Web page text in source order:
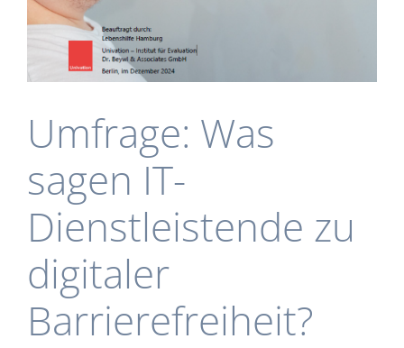
Umfrage: Was
sagen IT-
Dienstleistende zu
digitaler
Barrierefreiheit?